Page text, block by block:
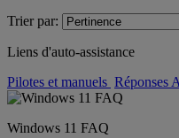
Trier par:
Liens d'auto-assistance
Pilotes et manuels Réponses
Windows 11 FAQ